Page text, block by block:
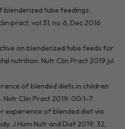
blenderized tube feedings:
pract, vol 31, no 6, Dec 2016
on blenderized tube feeds for
nutrition. Nutr Clin Pract 2019 jul
of blended diets in children
Clin Pract 2019; 00:1-7.
experience of blended diet via
J Hum Nutr and Diet 2019; 32,